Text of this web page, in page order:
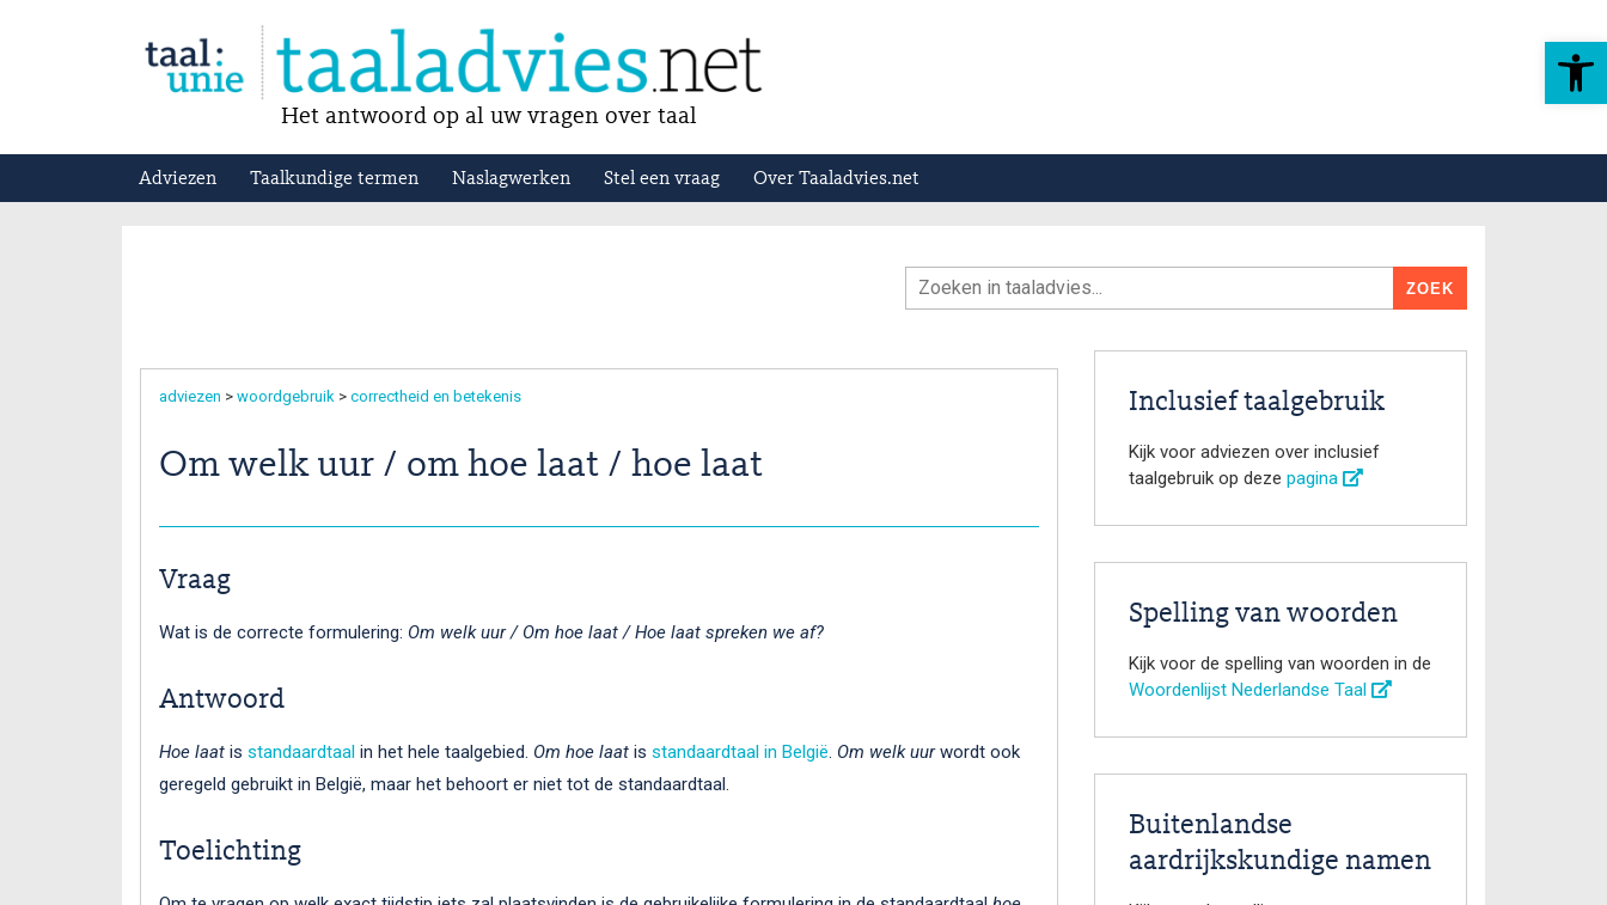
Toolbar openen
Het antwoord op al uw vragen over taal
Adviezen Taalkundige termen Naslagwerken Stel een vraag Over Taaladvies.net
adviezen > woordgebruik > correctheid en betekenis
Om welk uur / om hoe laat / hoe laat
Vraag
Wat is de correcte formulering: Om welk uur / Om hoe laat / Hoe laat spreken we af?
Antwoord
Hoe laat is standaardtaal in het hele taalgebied. Om hoe laat is standaardtaal in België. Om welk uurwordt ook
geregeld gebruikt in België, maar het behoort er niet tot de standaardtaal.
Toelichting
Inclusief taalgebruik
Kijk voor adviezen over inclusief
taalgebruik op deze pagina
Spelling van woorden
Kijk voor de spelling van woorden in de
Woordenlijst Nederlandse Taal
Buitenlandse
aardrijkskundige namen